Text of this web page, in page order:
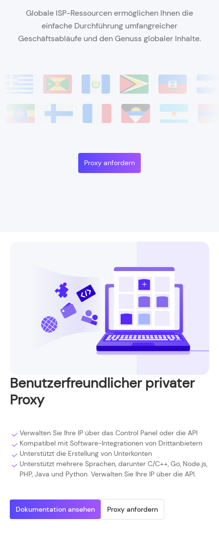
Globale ISP-Ressourcen ermöglichen Ihnen die
einfache Durchführung umfangreicher
Geschäftsabläufe und den Genuss globaler Inhalte.
Proxy anfordern
Benutzerfreundlicher privater
Proxy
Verwalten Sie Ihre IP über das Control Panel oder die API
Kompatibel mit Software-Integrationen von Drittanbietern
Unterstützt die Erstellung von Unterkonten
Unterstützt mehrere Sprachen, darunter C/C++, Go, Node.js,
PHP, Java und Python. Verwalten Sie Ihre IP über die API.
Dokumentation ansehen Proxy anfordern